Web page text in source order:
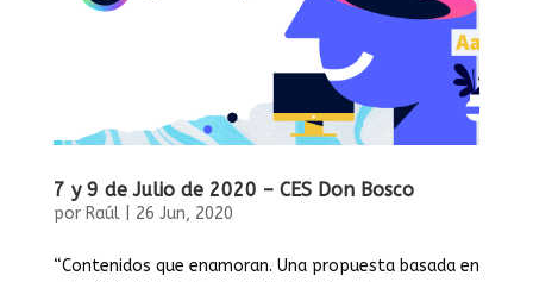
7 y 9 de Julio de 2020 – CES Don Bosco
por Raúl| 26 Jun, 2020
“Contenidos que enamoran. Una propuesta basada en